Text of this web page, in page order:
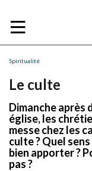
Spiritualité
Le culte
Dimanche après
église, les
messe chez les
culte ? Quel
bien apporter ?
pas ?